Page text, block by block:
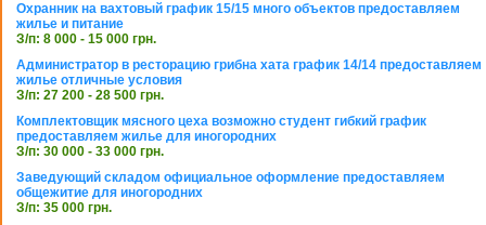
Охранник на вахтовый график 15/15 много объектов предоставляем
жилье и питание
З/п: 8 000 - 15 000 грн.
Администратор в ресторацию грибна хата график 14/14 предоставляем
жилье отличные условия
З/п: 27 200 - 28 500 грн.
Комплектовщик мясного цеха возможно студент гибкий график
предоставляем жилье для иногородних
З/п: 30 000 - 33 000 грн.
Заведующий складом официальное оформление предоставляем
общежитие для иногородних
З/п: 35 000 грн.